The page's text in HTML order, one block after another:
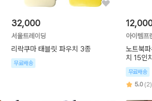
32,000
서울트레이딩
리락쿠마 태블릿 파우치 3종
무료배송
아이템프
노트북
치 15인
무료배송
5.0 (2)